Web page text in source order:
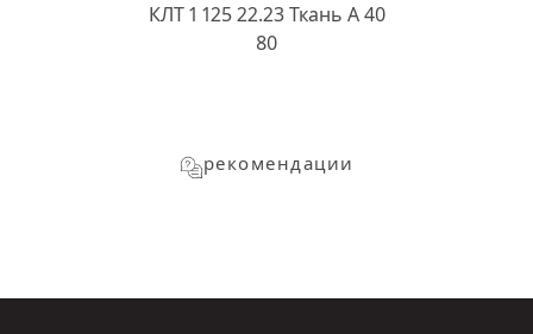
КЛТ 1 125 22.23 Ткань A 40
80
рекомендации